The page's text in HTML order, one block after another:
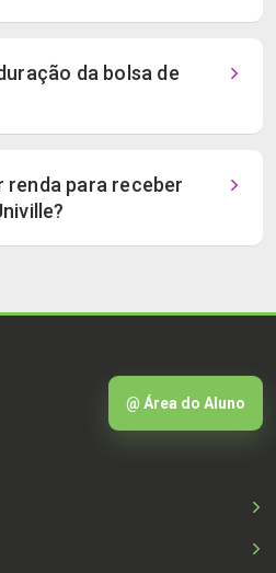
da bolsa de
renda para receber
@ Área do Aluno